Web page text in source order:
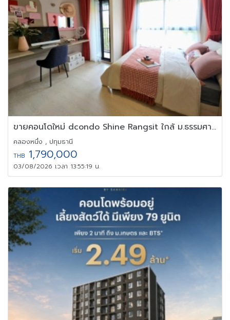
ขายคอนโดใหม่ dcondo Shine Rangsit ใกล้ ม.ธรรมศาสตร์ รังสิต
คลองหนึ่ง , ปทุมธานี
THB 1,790,000
03/08/2026 เวลา 13:55:19 น.